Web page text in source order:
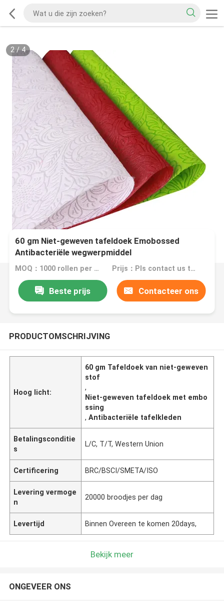
2/4
60 gm Niet-geweven tafeldoek Emobossed
Antibacteriële wegwerpmiddel
MOQ：1000 rollen per kleur Prijs：Pls contact us to go into the details of specific price
Beste prijs Contacteer ons
PRODUCTOMSCHRIJVING
Hoog licht:
60 gm Tafeldoek van niet-geweven
stof
,
Niet-geweven tafeldoek met embo
ssing
,Antibacteriële tafelkleden
Betalingsconditie
s
L/C, T/T, Western Union
Certificering BRC/BSCI/SMETA/ISO
Levering vermoge
n
20000 broodjes per dag
Levertijd Binnen Overeen te komen 20days,
Bekijk meer
ONGEVEER ONS